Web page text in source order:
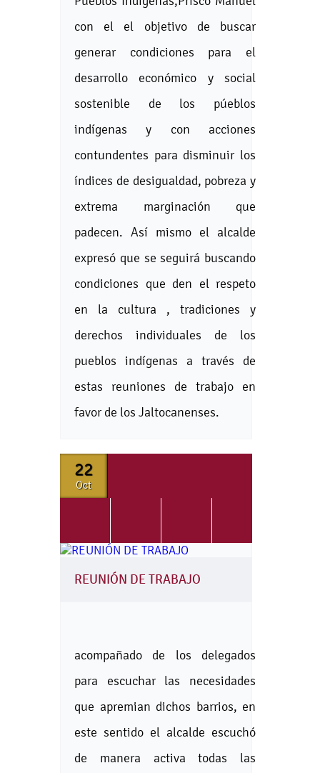
con el el objetivo de buscar
generar condiciones para el
desarrollo económico y social
sostenible de los púeblos
indígenas y con acciones
contundentes para disminuir los
índices de desigualdad, pobreza y
extrema marginación que
padecen. Así mismo el alcalde
expresó que se seguirá buscando
condiciones que den el respeto
en la cultura , tradiciones y
derechos individuales de los
pueblos indígenas a través de
estas reuniones de trabajo en
favor de los Jaltocanenses.
22
Oct
REUNIÓN DE TRABAJO
acompañado de los delegados
para escuchar las necesidades
que apremian dichos barrios, en
este sentido el alcalde escuchó
de manera activa todas las